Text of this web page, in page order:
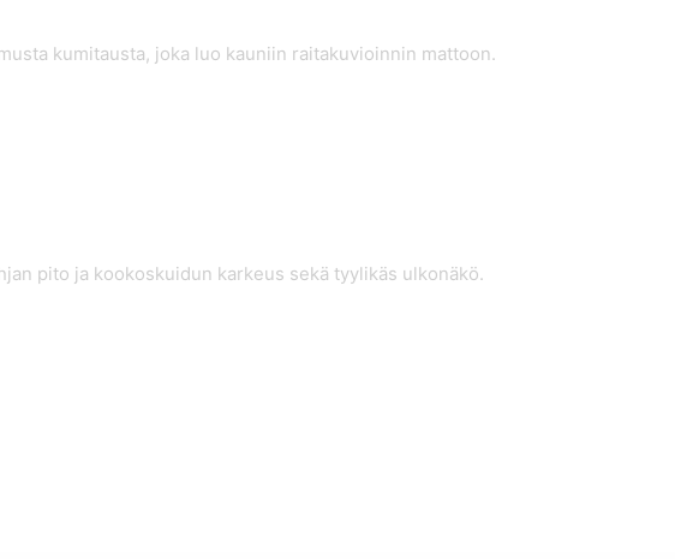
kumitausta, joka luo kauniin raitakuvioinnin mattoon.
pito ja kookoskuidun karkeus sekä tyylikäs ulkonäkö.